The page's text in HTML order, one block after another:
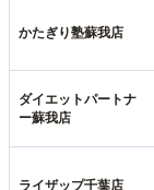
かたぎり塾蘇我店
ダイエットパートナ
ー蘇我店
ライザップ千葉店